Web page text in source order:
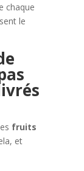
chaque
le
fruits
et